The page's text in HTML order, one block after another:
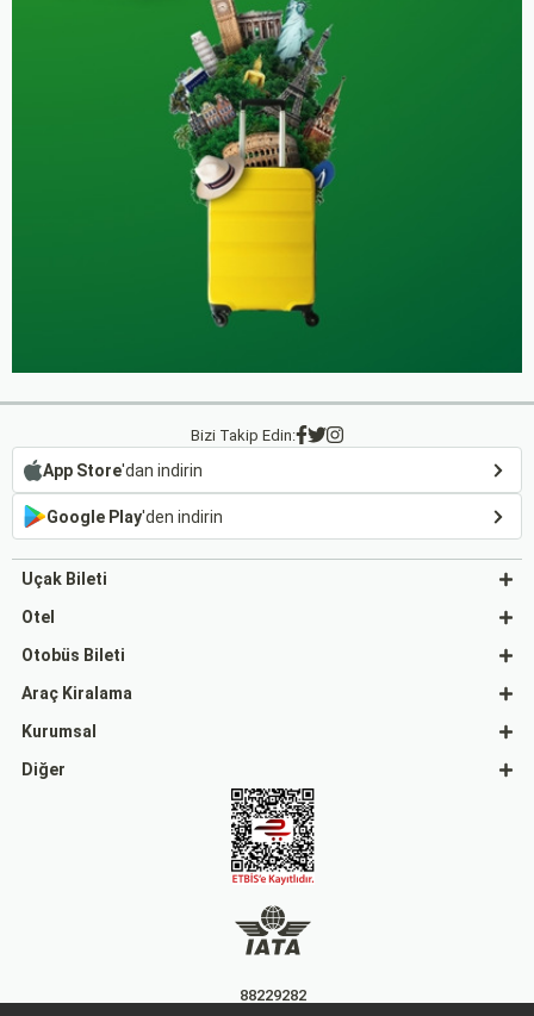
Bizi Takip Edin:
App Store'dan indirin
Google Play'den indirin
Uçak Bileti
Otel
Otobüs Bileti
Araç Kiralama
Kurumsal
Diğer
88229282